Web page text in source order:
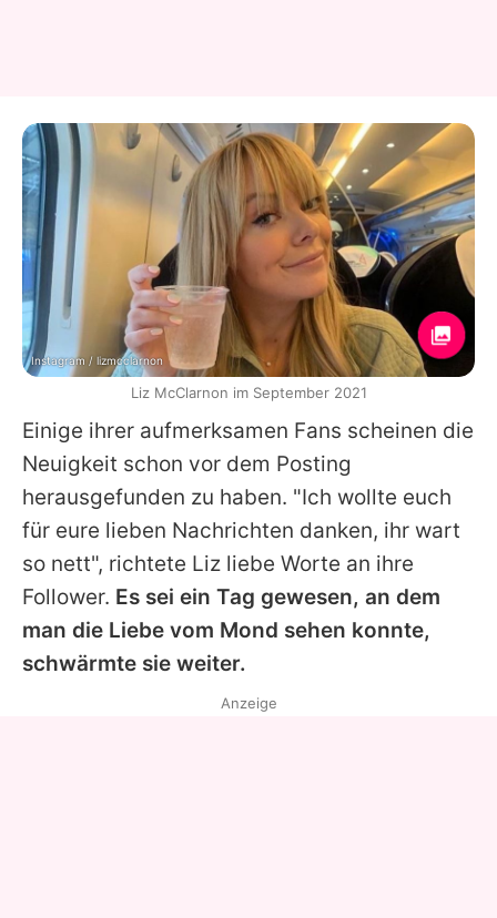
Einige ihrer aufmerksamen Fans scheinen die
Neuigkeit schon vor dem Posting
herausgefunden zu haben. "Ich wollte euch
für eure lieben Nachrichten danken, ihr wart
so nett", richtete Liz liebe Worte an ihre
Follower. Es sei ein Tag gewesen, an dem
man die Liebe vom Mond sehen konnte,
schwärmte sie weiter.
Instagram / lizmcclarnon
Liz McClarnon im September 2021
Anzeige